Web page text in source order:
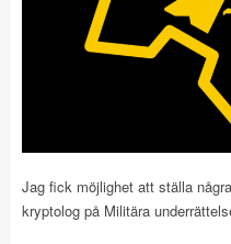
Jag fick möjlighet att ställa
kryptolog på Militära